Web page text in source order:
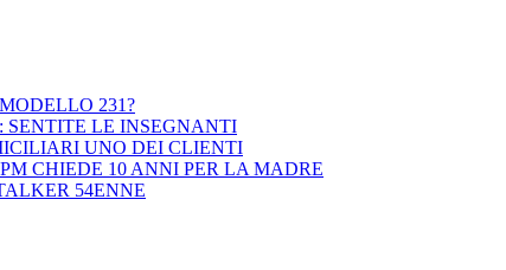
231?
SENTITE LE INSEGNANTI
UNO DEI CLIENTI
CHIEDE 10 ANNI PER LA MADRE
54ENNE